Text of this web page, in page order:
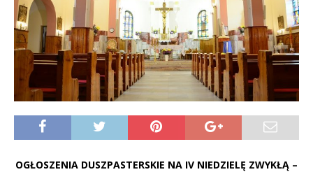
OGŁOSZENIA DUSZPASTERSKIE NA IV NIEDZIELĘ ZWYKŁĄ –